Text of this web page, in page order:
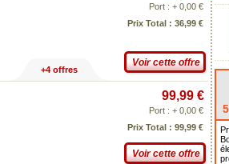
Port : + 0,00 €
Prix Total : 36,99 €
Voir cette offre
+4 offres
99,99 €
Port : + 0,00 €
Prix Total : 99,99 €
Voir cette offre